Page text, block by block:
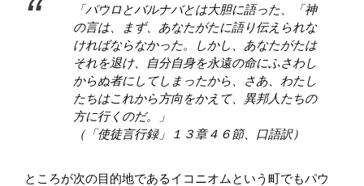
「パウロとバルナバとは大胆に語った、「神
の言は、まず、あなたがたに語り伝えられな
ければならなかった。しかし、あなたがたは
それを退け、自分自身を永遠の命にふさわし
からぬ者にしてしまったから、さあ、わたし
たちはこれから方向をかえて、異邦人たちの
方に行くのだ。」
（「使徒言行録」１３章４６節、口語訳）
ところが次の目的地であるイコニオムという町でもパウ